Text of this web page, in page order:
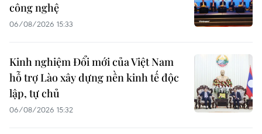
công nghệ
06/08/2026 15:33
Kinh nghiệm Đổi mới của Việt Nam
hỗ trợ Lào xây dựng nền kinh tế độc
lập, tự chủ
06/08/2026 15:32